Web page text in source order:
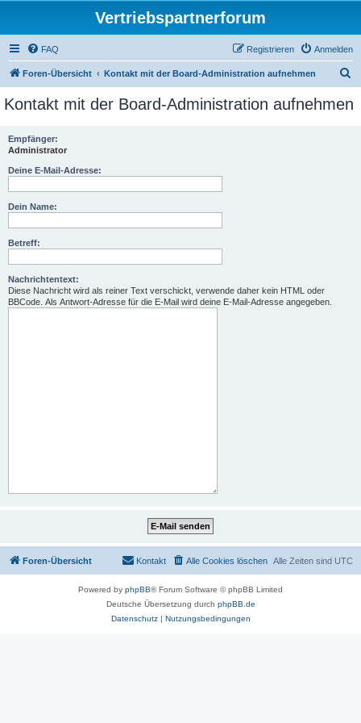
Vertriebspartnerforum
FAQ Anmelden
Registrieren
Foren-Übersicht Kontakt mit der Board-Administration aufnehmen
c
Kontakt mit der Board-Administration aufnehmen
Empfänger:
Administrator
Deine E-Mail-Adresse:
Dein Name:
Betreff:
Nachrichtentext:
Diese Nachricht wird als reiner Text verschickt, verwende daher kein HTML oder
BBCode. Als Antwort-Adresse für die E-Mail wird deine E-Mail-Adresse angegeben.
Foren-Übersicht Alle Zeiten sind UTC
Alle Cookies löschen
Kontakt
Powered by phpBB® Forum Software © phpBB Limited
Deutsche Übersetzung durch phpBB.de
Datenschutz| Nutzungsbedingungen